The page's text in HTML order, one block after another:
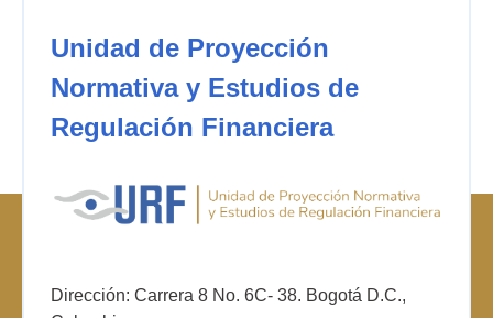
Unidad de Proyección
Normativa y Estudios de
Regulación Financiera
Dirección: Carrera 8 No. 6C- 38. Bogotá D.C.,